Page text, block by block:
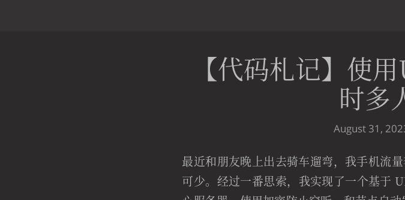
【代码札记】使
时多
August 31,
最近和朋友晚上出去骑车遛弯，我手机流
可少。经过一番思索，我实现了一个基于